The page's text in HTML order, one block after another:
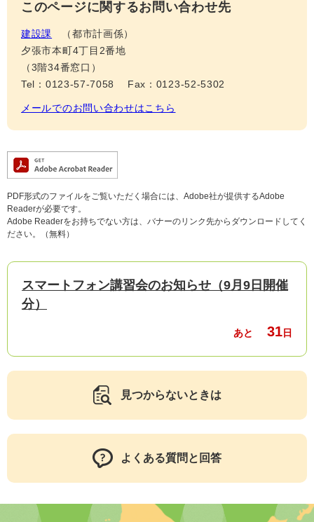
このページに関するお問い合わせ先
建設課
都市計画係
夕張市本町4丁目2番地
（3階34番窓口）
Tel：0123-57-7058
Fax：0123-52-5302
メールでのお問い合わせはこちら
PDF形式のファイルをご覧いただく場合には、Adobe社が提供するAdobe
Readerが必要です。
Adobe Readerをお持ちでない方は、バナーのリンク先からダウンロードしてく
ださい。（無料）
スマートフォン講習会のお知らせ（9月9日開催
分）
あと 31日
見つからないときは
よくある質問と回答